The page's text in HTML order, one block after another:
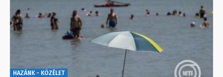
HAZÁNK - KÖZÉLET